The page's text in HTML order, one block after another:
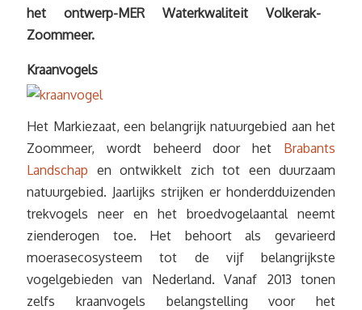
het ontwerp-MER Waterkwaliteit Volkerak-
Zoommeer.
Kraanvogels
Het Markiezaat, een belangrijk natuurgebied aan het
Zoommeer, wordt beheerd door het Brabants
Landschap en ontwikkelt zich tot een duurzaam
natuurgebied. Jaarlijks strijken er honderdduizenden
trekvogels neer en het broedvogelaantal neemt
zienderogen toe. Het behoort als gevarieerd
moerasecosysteem tot de vijf belangrijkste
vogelgebieden van Nederland. Vanaf 2013 tonen
zelfs kraanvogels belangstelling voor het